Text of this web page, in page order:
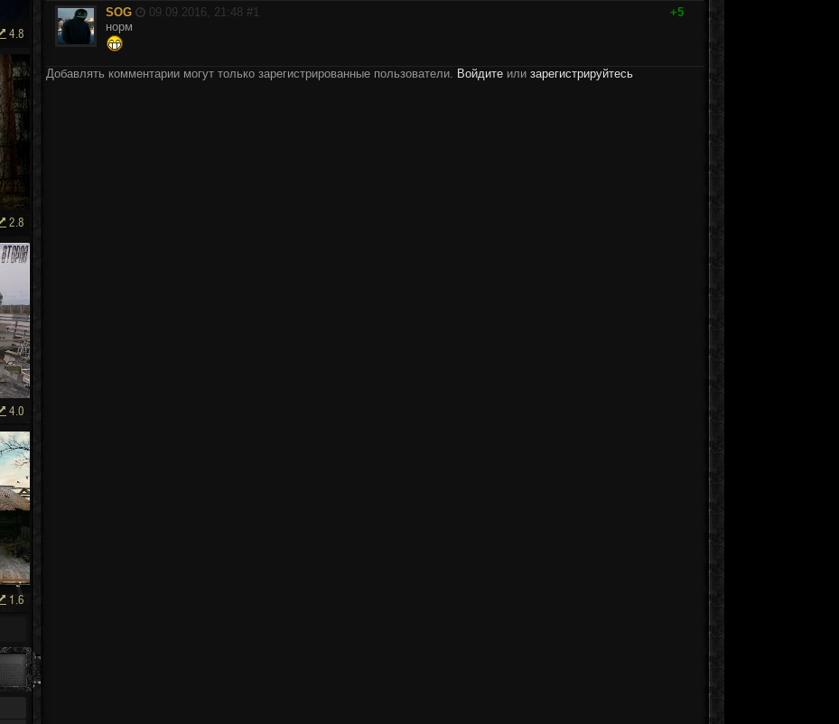
SOG 09.09.2016, 21:48 #1
+5
норм
Добавлять комментарии могут только зарегистрированные пользователи. Войдите или зарегистрируйтесь
4.8
2.8
4.0
1.6